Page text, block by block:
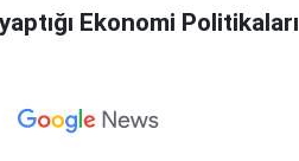
Ekonomi Politikaları